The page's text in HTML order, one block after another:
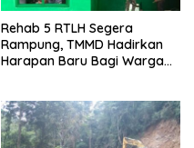
Rehab 5 RTLH Segera
Rampung, TMMD Hadirkan
Harapan Baru Bagi Warga